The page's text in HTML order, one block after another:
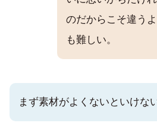
のだからこそ違う
も難しい。
まず素材がよくないといけな